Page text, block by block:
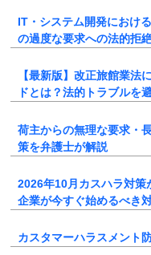
IT・システム開発におけ
の過度な要求への法的拒
【最新版】改正旅館業法
ドとは？法的トラブルを
荷主からの無理な要求・
策を弁護士が解説
2026年10月カスハラ対策
企業が今すぐ始めるべき
カスタマーハラスメント